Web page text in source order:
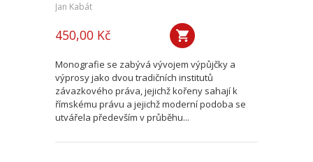
Jan Kabát
450,00 Kč
Monografie se zabývá vývojem výpůjčky a
výprosy jako dvou tradičních institutů
závazkového práva, jejichž kořeny sahají k
římskému právu a jejichž moderní podoba se
utvářela především v průběhu...